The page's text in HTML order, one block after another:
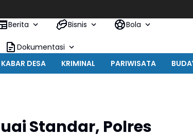
Berita Bisnis Bola
Dokumentasi
KABAR DESA KRIMINAL PARIWISATA
Standar, Polres